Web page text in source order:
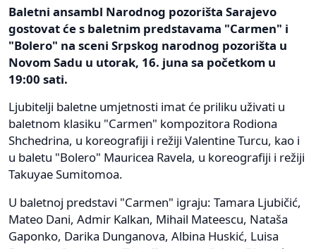
Baletni ansambl Narodnog pozorišta Sarajevo
gostovat će s baletnim predstavama "Carmen" i
"Bolero" na sceni Srpskog narodnog pozorišta u
Novom Sadu u utorak, 16. juna sa početkom u
19:00 sati.
Ljubitelji baletne umjetnosti imat će priliku uživati u
baletnom klasiku "Carmen" kompozitora Rodiona
Shchedrina, u koreografiji i režiji Valentine Turcu, kao i
u baletu "Bolero" Mauricea Ravela, u koreografiji i režiji
Takuyae Sumitomoa.
U baletnoj predstavi "Carmen" igraju: Tamara Ljubičić,
Mateo Dani, Admir Kalkan, Mihail Mateescu, Nataša
Gaponko, Darika Dunganova, Albina Huskić, Luisa